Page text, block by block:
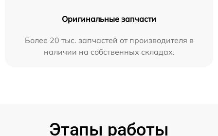
Оригинальные запчасти
Более 20 тыс. запчастей от производителя в
наличии на собственных складах.
Этапы работы